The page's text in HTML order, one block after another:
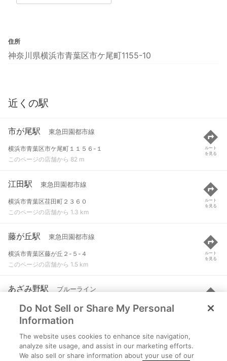
住所
神奈川県横浜市青葉区市ケ尾町1155-10
近くの駅
市が尾駅 東急田園都市線
横浜市青葉区市ケ尾町１１５６-１
このページの店舗から 82 m
ルート
を見る
江田駅 東急田園都市線
横浜市青葉区荏田町２３６０
このページの店舗から 1.3 km
ルート
を見る
藤が丘駅 東急田園都市線
横浜市青葉区藤が丘２-５-４
このページの店舗から 1.5 km
ルート
を見る
あざみ野駅 ブルーライン
横浜市青葉区あざみ野２-１-１
このページの店舗から 2.2 km
ルート
を見る
あざみ野駅 東急田園都市線
横浜市青葉区あざみ野２-１-１
Do Not Sell or Share My Personal
Information
The website uses cookies to enhance site navigation,
analyze site usage, and assist in our marketing efforts.
We also sell or share information about your use of our